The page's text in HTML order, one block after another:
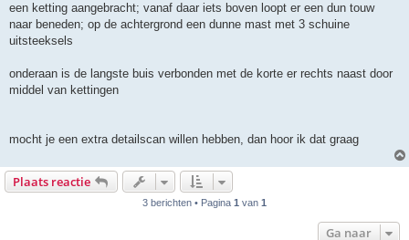
een ketting aangebracht; vanaf daar iets boven loopt er een dun touw
naar beneden; op de achtergrond een dunne mast met 3 schuine
uitsteeksels
onderaan is de langste buis verbonden met de korte er rechts naast door
middel van kettingen
mocht je een extra detailscan willen hebben, dan hoor ik dat graag
Plaats reactie
3 berichten • Pagina 1 van 1
Ga naar